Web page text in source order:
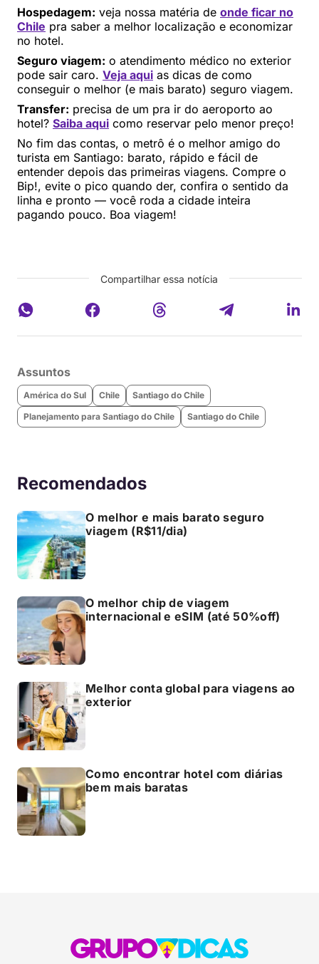
Hospedagem: veja nossa matéria de onde ficar no
Chile pra saber a melhor localização e economizar
no hotel.
Seguro viagem: o atendimento médico no exterior
pode sair caro. Veja aqui as dicas de como
conseguir o melhor (e mais barato) seguro viagem.
Transfer: precisa de um pra ir do aeroporto ao
hotel? Saiba aqui como reservar pelo menor preço!
No fim das contas, o metrô é o melhor amigo do
turista em Santiago: barato, rápido e fácil de
entender depois das primeiras viagens. Compre o
Bip!, evite o pico quando der, confira o sentido da
linha e pronto — você roda a cidade inteira
pagando pouco. Boa viagem!
Compartilhar essa notícia
Assuntos
América do Sul Chile
Santiago do Chile
Planejamento para Santiago do Chile
Santiago do Chile
Recomendados
O melhor e mais barato seguro
viagem (R$11/dia)
O melhor chip de viagem
internacional e eSIM (até 50%off)
Melhor conta global para viagens ao
exterior
Como encontrar hotel com diárias
bem mais baratas